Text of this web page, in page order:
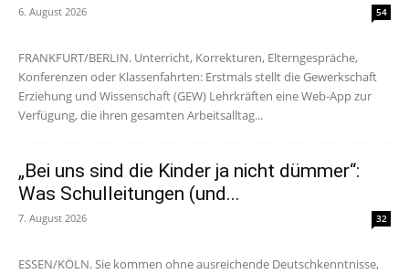
6. August 2026 54
FRANKFURT/BERLIN. Unterricht, Korrekturen, Elterngespräche,
Konferenzen oder Klassenfahrten: Erstmals stellt die Gewerkschaft
Erziehung und Wissenschaft (GEW) Lehrkräften eine Web-App zur
Verfügung, die ihren gesamten Arbeitsalltag...
„Bei uns sind die Kinder ja nicht dümmer“:
Was Schulleitungen (und...
7. August 2026 32
ESSEN/KÖLN. Sie kommen ohne ausreichende Deutschkenntnisse,